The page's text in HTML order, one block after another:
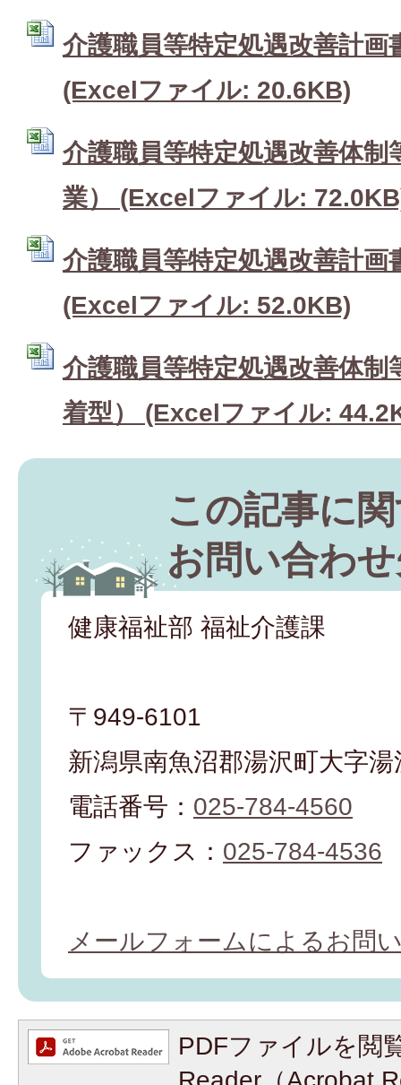
介護職員等特定処遇改善計画
(Excelファイル: 20.6KB)
介護職員等特定処遇改善体制
業） (Excelファイル:
介護職員等特定処遇改善計画
(Excelファイル: 52.0KB)
介護職員等特定処遇改善体制
着型） (Excelファイル:
この記事に
お問い合わ
健康福祉部 福祉介護課
〒949-6101
新潟県南魚沼郡湯沢町大字
電話番号： 025-784-4560
ファックス： 025-784-4536
メールフォームによるお問
PDFファイルを閲